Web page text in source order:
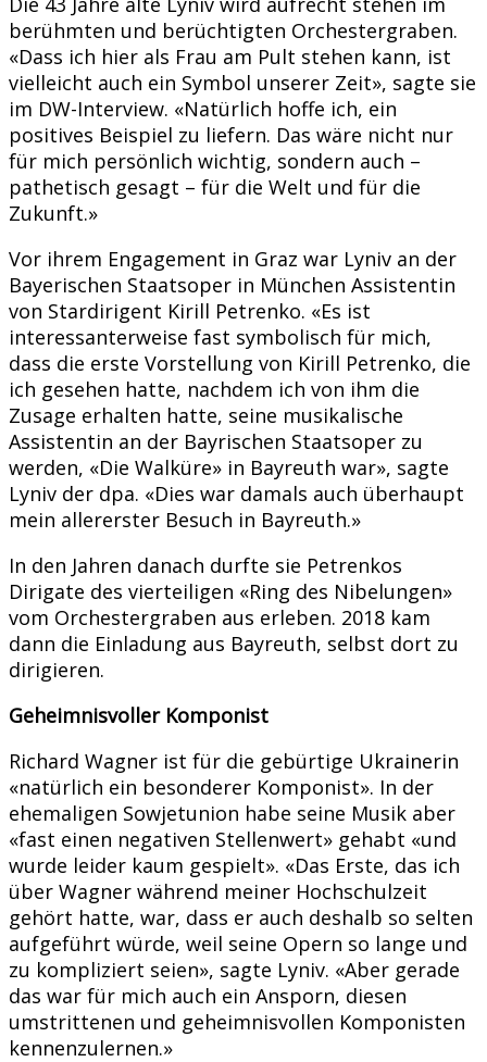
berühmten und berüchtigten Orchestergraben.
«Dass ich hier als Frau am Pult stehen kann, ist
vielleicht auch ein Symbol unserer Zeit», sagte sie
im DW-Interview. «Natürlich hoffe ich, ein
positives Beispiel zu liefern. Das wäre nicht nur
für mich persönlich wichtig, sondern auch –
pathetisch gesagt – für die Welt und für die
Zukunft.»
Vor ihrem Engagement in Graz war Lyniv an der
Bayerischen Staatsoper in München Assistentin
von Stardirigent Kirill Petrenko. «Es ist
interessanterweise fast symbolisch für mich,
dass die erste Vorstellung von Kirill Petrenko, die
ich gesehen hatte, nachdem ich von ihm die
Zusage erhalten hatte, seine musikalische
Assistentin an der Bayrischen Staatsoper zu
werden, «Die Walküre» in Bayreuth war», sagte
Lyniv der dpa. «Dies war damals auch überhaupt
mein allererster Besuch in Bayreuth.»
In den Jahren danach durfte sie Petrenkos
Dirigate des vierteiligen «Ring des Nibelungen»
vom Orchestergraben aus erleben. 2018 kam
dann die Einladung aus Bayreuth, selbst dort zu
dirigieren.
Geheimnisvoller Komponist
Richard Wagner ist für die gebürtige Ukrainerin
«natürlich ein besonderer Komponist». In der
ehemaligen Sowjetunion habe seine Musik aber
«fast einen negativen Stellenwert» gehabt «und
wurde leider kaum gespielt». «Das Erste, das ich
über Wagner während meiner Hochschulzeit
gehört hatte, war, dass er auch deshalb so selten
aufgeführt würde, weil seine Opern so lange und
zu kompliziert seien», sagte Lyniv. «Aber gerade
das war für mich auch ein Ansporn, diesen
umstrittenen und geheimnisvollen Komponisten
kennenzulernen.»